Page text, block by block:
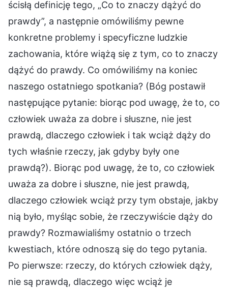
ścisłą definicję tego, „Co to znaczy dążyć do
prawdy”, a następnie omówiliśmy pewne
konkretne problemy i specyficzne ludzkie
zachowania, które wiążą się z tym, co to znaczy
dążyć do prawdy. Co omówiliśmy na koniec
naszego ostatniego spotkania? (Bóg postawił
następujące pytanie: biorąc pod uwagę, że to, co
człowiek uważa za dobre i słuszne, nie jest
prawdą, dlaczego człowiek i tak wciąż dąży do
tych właśnie rzeczy, jak gdyby były one
prawdą?). Biorąc pod uwagę, że to, co człowiek
uważa za dobre i słuszne, nie jest prawdą,
dlaczego człowiek wciąż przy tym obstaje, jakby
nią było, myśląc sobie, że rzeczywiście dąży do
prawdy? Rozmawialiśmy ostatnio o trzech
kwestiach, które odnoszą się do tego pytania.
Po pierwsze: rzeczy, do których człowiek dąży,
nie są prawdą, dlaczego więc wciąż je